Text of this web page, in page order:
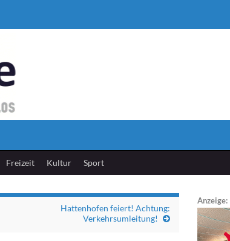
Freizeit Kultur Sport
Hattenhofen feiert! Achtung:
Verkehrsumleitung!
Anzeige: